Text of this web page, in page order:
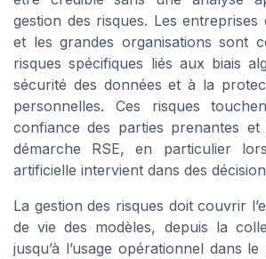
gestion des risques. Les entreprises
et les grandes organisations sont
risques spécifiques liés aux biais
sécurité des données et à la
personnelles. Ces risques
confiance des parties prenantes et
démarche RSE, en particulier
artificielle intervient dans des
La gestion des risques doit couvrir
de vie des modèles, depuis la
jusqu’à l’usage opérationnel dans